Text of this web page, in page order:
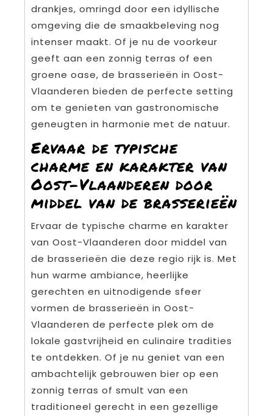
drankjes, omringd door een idyllische
omgeving die de smaakbeleving nog
intenser maakt. Of je nu de voorkeur
geeft aan een zonnig terras of een
groene oase, de brasserieën in Oost-
Vlaanderen bieden de perfecte setting
om te genieten van gastronomische
geneugten in harmonie met de natuur.
Ervaar de typische
charme en karakter van
Oost-Vlaanderen door
middel van de brasserieën
Ervaar de typische charme en karakter
van Oost-Vlaanderen door middel van
de brasserieën die deze regio rijk is. Met
hun warme ambiance, heerlijke
gerechten en uitnodigende sfeer
vormen de brasserieën in Oost-
Vlaanderen de perfecte plek om de
lokale gastvrijheid en culinaire tradities
te ontdekken. Of je nu geniet van een
ambachtelijk gebrouwen bier op een
zonnig terras of smult van een
traditioneel gerecht in een gezellige